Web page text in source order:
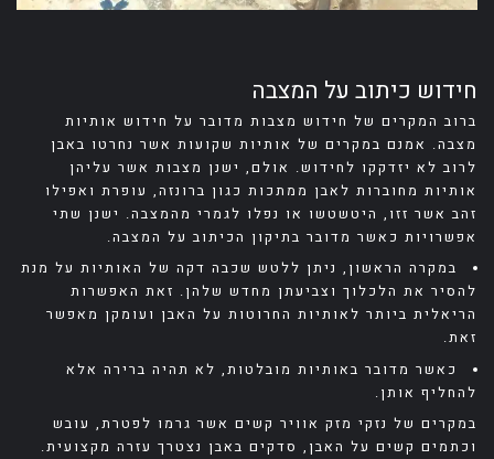
חידוש כיתוב על המצבה
ברוב המקרים של חידוש מצבות מדובר על חידוש אותיות
מצבה. אמנם במקרים של אותיות שקועות אשר נחרטו באבן
לרוב לא יזדקקו לחידוש. אולם, ישנן מצבות אשר עליהן
אותיות מחוברות לאבן ממתכות כגון ברונזה, עופרת ואפילו
זהב אשר זזו, היטשטשו או נפלו לגמרי מהמצבה. ישנן שתי
אפשרויות כאשר מדובר בתיקון הכיתוב על המצבה.
במקרה הראשון, ניתן ללטש שכבה דקה של האותיות על מנת
להסיר את הלכלוך וצביעתן מחדש שלהן. זאת האפשרות
הריאלית ביותר לאותיות החרוטות על האבן ועומקן מאפשר
זאת.
כאשר מדובר באותיות מובלטות, לא תהיה ברירה אלא
להחליף אותן.
במקרים של נזקי מזק אוויר קשים אשר גרמו לפטרת, עובש
וכתמים קשים על האבן, סדקים באבן נצטרך עזרה מקצועית.